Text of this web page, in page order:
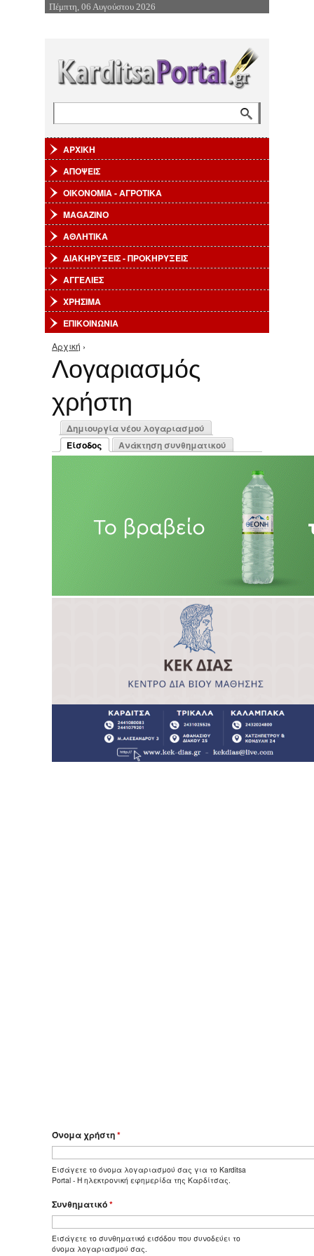
Επιστροφή στην Πλοήγηση
Πέμπτη, 06 Αυγούστου 2026
ΑΡΧΙΚΗ
ΑΠΟΨΕΙΣ
ΟΙΚΟΝΟΜΙΑ - ΑΓΡΟΤΙΚΑ
MAGAZINO
ΑΘΛΗΤΙΚΑ
ΔΙΑΚΗΡΥΞΕΙΣ - ΠΡΟΚΗΡΥΞΕΙΣ
ΑΓΓΕΛΙΕΣ
ΧΡΗΣΙΜΑ
ΕΠΙΚΟΙΝΩΝΙΑ
Είστε εδώ
Αρχική ›
Λογαριασμός
χρήστη
Πρωτεύουσες καρτέλες
Δημιουργία νέου λογαριασμού
Είσοδος
(ενεργή καρτέλα)
Ανάκτηση συνθηματικού
Όνομα χρήστη*
Εισάγετε το όνομα λογαριασμού σας για το Karditsa
Portal - Η ηλεκτρονική εφημερίδα της Καρδίτσας.
Συνθηματικό*
Εισάγετε το συνθηματικό εισόδου που συνοδεύει το
όνομα λογαριασμού σας.